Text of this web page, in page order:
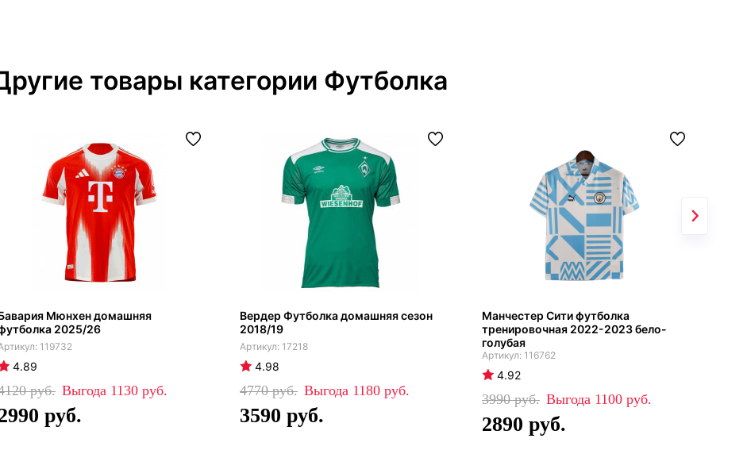
товары категории Футболка
Мюнхен домашняя
2025/26
119732
4.89
1130
Вердер Футболка домашняя сезон
2018/19
17218
4.98
4770 1180
3590
Манчестер Сити футболка
тренировочная 2022-2023 бело-
голубая
116762
4.92
3990 1100
2890